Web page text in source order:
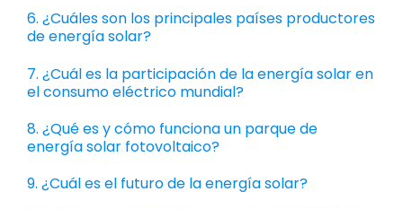
6. ¿Cuáles son los principales países productores
de energía solar?
7. ¿Cuál es la participación de la energía solar en
el consumo eléctrico mundial?
8. ¿Qué es y cómo funciona un parque de
energía solar fotovoltaico?
9. ¿Cuál es el futuro de la energía solar?